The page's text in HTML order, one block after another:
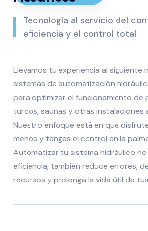
Tecnología al servicio del
eficiencia y el control total
Llevamos tu experiencia al siguiente
sistemas de automatización
para optimizar el funcionamiento de
turcos, saunas y otras instalaciones
Nuestro enfoque está en que
menos y tengas el control en la
Automatizar tu sistema hidráulico no
eficiencia, también reduce errores,
recursos y prolonga la vida útil de